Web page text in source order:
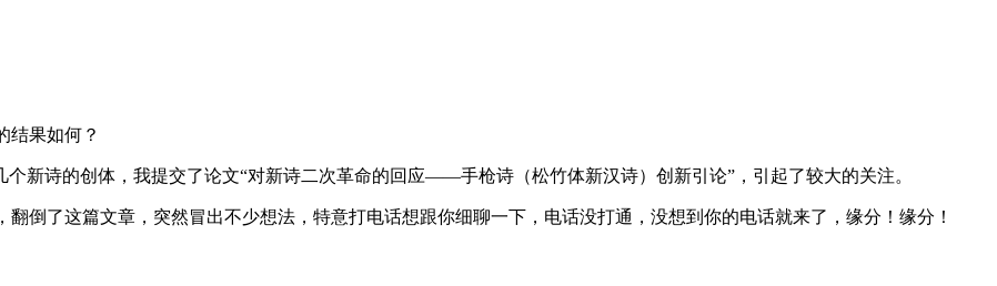
结果如何？
新诗的创体，我提交了论文“对新诗二次革命的回应——手枪诗（松竹体新汉诗）创新引论”，引起了较大的关注。
倒了这篇文章，突然冒出不少想法，特意打电话想跟你细聊一下，电话没打通，没想到你的电话就来了，缘分！缘分！